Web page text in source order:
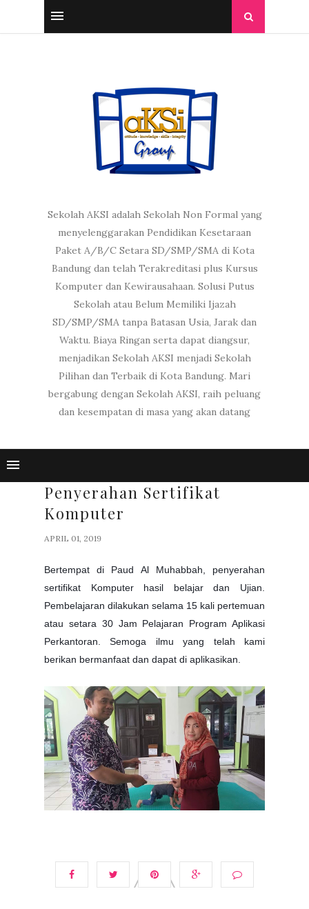
Sekolah AKSI adalah Sekolah Non Formal yang
menyelenggarakan Pendidikan Kesetaraan
Paket A/B/C Setara SD/SMP/SMA di Kota
Bandung dan telah Terakreditasi plus Kursus
Komputer dan Kewirausahaan. Solusi Putus
Sekolah atau Belum Memiliki Ijazah
SD/SMP/SMA tanpa Batasan Usia, Jarak dan
Waktu. Biaya Ringan serta dapat diangsur,
menjadikan Sekolah AKSI menjadi Sekolah
Pilihan dan Terbaik di Kota Bandung. Mari
bergabung dengan Sekolah AKSI, raih peluang
dan kesempatan di masa yang akan datang
Penyerahan Sertifikat
Komputer
APRIL 01, 2019
Bertempat di Paud Al Muhabbah, penyerahan
sertifikat Komputer hasil belajar dan Ujian.
Pembelajaran dilakukan selama 15 kali pertemuan
atau setara 30 Jam Pelajaran Program Aplikasi
Perkantoran. Semoga ilmu yang telah kami
berikan bermanfaat dan dapat di aplikasikan.